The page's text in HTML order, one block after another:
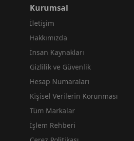
Kurumsal
İletişim
Hakkımızda
İnsan Kaynakları
Gizlilik ve Güvenlik
Hesap Numaraları
Kişisel Verilerin Korunması
Tüm Markalar
İşlem Rehberi